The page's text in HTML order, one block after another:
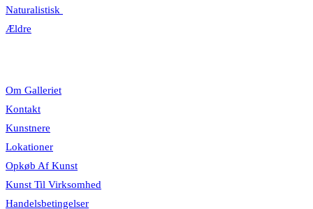
Naturalistisk
Ældre
Om Galleriet
Kontakt
Kunstnere
Lokationer
Opkøb Af Kunst
Kunst Til Virksomhed
Handelsbetingelser